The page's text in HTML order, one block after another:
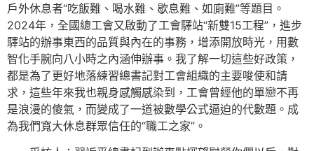
戶外休息者“吃飯難、喝水難、歇息難、如廁難”等題目。
2024年，全國總工會又啟動了工會驛站“新雙15工程”，進步
驛站的辦事東西的品質與內在的事務，增添開放時光，用數
智化手腕向八小時之內涵伸辦事。我了解一切這些好政策，
都是為了更好地落練習總書記對工會組織的主要唆使和請
求，這些年來我也親身感觸感染到，工會曾經他的單戀不再
是浪漫的傻氣，而變成了一道被數學公式逼迫的代數題。成
為我們寬大休息群眾信任的“職工之家”。